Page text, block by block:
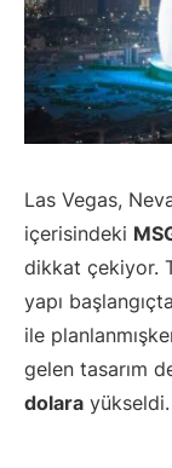
Las Vegas,
içerisindeki
dikkat çekiyor.
yapı başlangıçta
ile
gelen tasarım
dolara yükseldi.